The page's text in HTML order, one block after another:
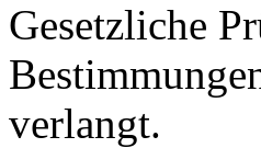
Gesetzliche
verlangt.